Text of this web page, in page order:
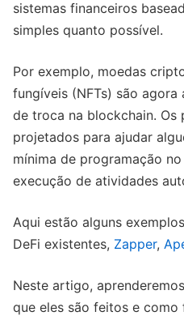
sistemas financeiros
simples quanto possível.
Por exemplo, moedas
fungíveis (NFTs) são
de troca na blockchain. Os
projetados para ajudar
mínima de programação
execução de atividades
Aqui estão alguns
DeFi existentes, Zapper,
Neste artigo,
que eles são feitos e como